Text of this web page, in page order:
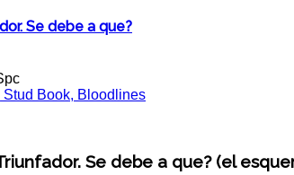
Se debe a que?
Book, Bloodlines
Se debe a que? (el